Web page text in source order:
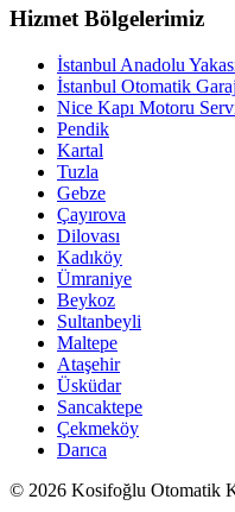
Hizmet Bölgelerimiz
İstanbul Anadolu
İstanbul Otomatik
Nice Kapı Motoru
Pendik
Kartal
Tuzla
Gebze
Çayırova
Dilovası
Kadıköy
Ümraniye
Beykoz
Sultanbeyli
Maltepe
Ataşehir
Üsküdar
Sancaktepe
Çekmeköy
Darıca
© 2026 Kosifoğlu Otomatik